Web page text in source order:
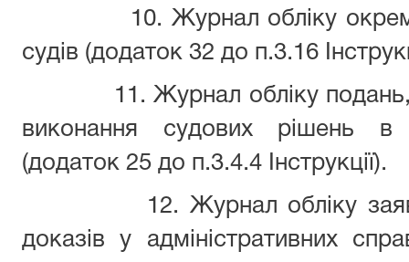
10. Журнал обліку
судів (додаток 32 до п.3.16
11. Журнал обліку
виконання судових рішень в
(додаток 25 до п.3.4.4 Інструкції).
12. Журнал обліку
доказів у адміністративних